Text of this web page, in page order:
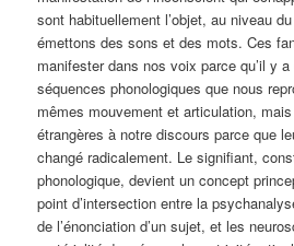
sont habituellement l’objet, au niveau
émettons des sons et des mots. Ces
manifester dans nos voix parce qu’il y
séquences phonologiques que nous
mêmes mouvement et articulation,
étrangères à notre discours parce que
changé radicalement. Le signifiant,
phonologique, devient un concept
point d’intersection entre la
de l’énonciation d’un sujet, et les